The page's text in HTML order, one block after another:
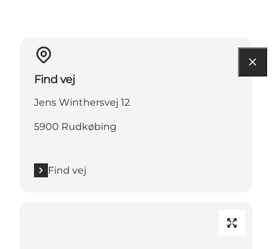
Find vej
Jens Winthersvej 12
5900 Rudkøbing
Find vej